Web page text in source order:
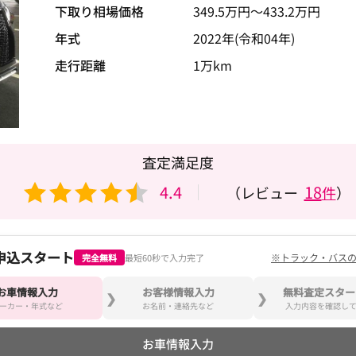
下取り相場価格 349.5万円〜433.2万円
年式
2022年(令和04年)
走行距離
1万km
査定満足度
4.4 （レビュー 18件）
込スタート 完全無料 最短60秒で入力完了 ※トラック・バス
車情報入力
カー・年式など
お客様情報入力
お名前・連絡先など
無料査定スター
入力内容を確認し
お車情報入力